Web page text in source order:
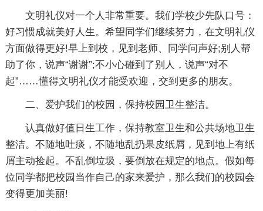
文明礼仪对一个人非常重要。我们学校少先队口号：
好习惯成就美好人生。希望同学们继续努力，在文明礼仪
方面做得更好!早上到校，见到老师、同学问声好;别人帮
助了你，说声“谢谢”;不小心碰到了别人，说声“对不
起”……懂得文明礼仪才能受欢迎，交到更多的朋友。
二、爱护我们的校园，保持校园卫生整洁。
认真做好值日生工作，保持教室卫生和公共场地卫生
整洁。不随地吐痰，不随地乱扔果皮纸屑，见到地上有纸
屑主动捡起。不乱倒垃圾，要倒放在规定的地点。假如每
位同学都把校园当作自己的家来爱护，那么我们的校园会
变得更加美丽!